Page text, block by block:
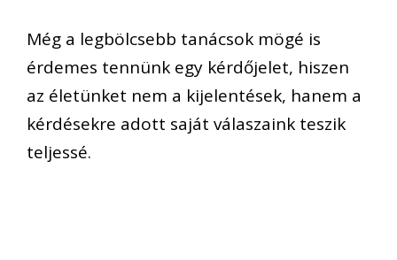
Még a legbölcsebb tanácsok mögé is
érdemes tennünk egy kérdőjelet, hiszen
az életünket nem a kijelentések, hanem a
kérdésekre adott saját válaszaink teszik
teljessé.